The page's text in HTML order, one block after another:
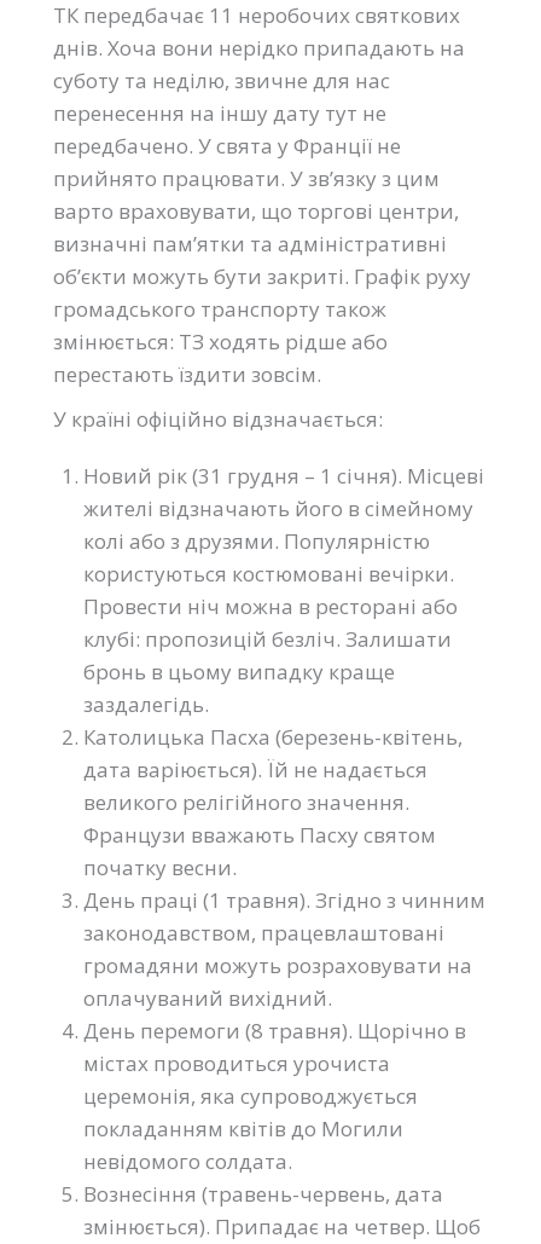
ТК передбачає 11 неробочих святкових
днів. Хоча вони нерідко припадають на
суботу та неділю, звичне для нас
перенесення на іншу дату тут не
передбачено. У свята у Франції не
прийнято працювати. У зв’язку з цим
варто враховувати, що торгові центри,
визначні пам’ятки та адміністративні
об’єкти можуть бути закриті. Графік руху
громадського транспорту також
змінюється: ТЗ ходять рідше або
перестають їздити зовсім.
У країні офіційно відзначається:
Новий рік (31 грудня – 1 січня). Місцеві
жителі відзначають його в сімейному
колі або з друзями. Популярністю
користуються костюмовані вечірки.
Провести ніч можна в ресторані або
клубі: пропозицій безліч. Залишати
бронь в цьому випадку краще
заздалегідь.
Католицька Пасха (березень-квітень,
дата варіюється). Їй не надається
великого релігійного значення.
Французи вважають Пасху святом
початку весни.
День праці (1 травня). Згідно з чинним
законодавством, працевлаштовані
громадяни можуть розраховувати на
оплачуваний вихідний.
День перемоги (8 травня). Щорічно в
містах проводиться урочиста
церемонія, яка супроводжується
покладанням квітів до Могили
невідомого солдата.
Вознесіння (травень-червень, дата
змінюється). Припадає на четвер. Щоб